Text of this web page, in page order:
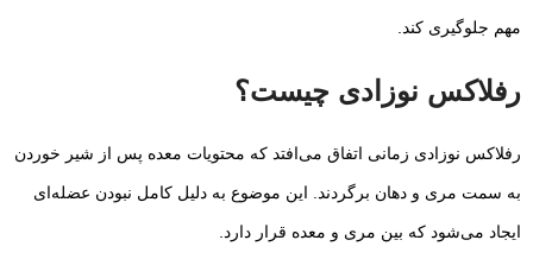
مهم جلوگیری کند.
رفلاکس نوزادی چیست؟
رفلاکس نوزادی زمانی اتفاق می‌افتد که محتویات معده پس از شیر خوردن
به سمت مری و دهان برگردند. این موضوع به دلیل کامل نبودن عضله‌ای
ایجاد می‌شود که بین مری و معده قرار دارد.